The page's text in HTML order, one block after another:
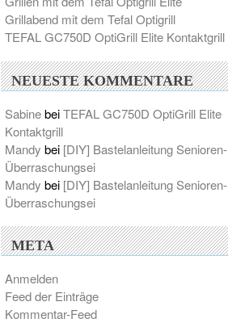
Grillabend mit dem Tefal Optigrill
TEFAL GC750D OptiGrill Elite Kontaktgrill
NEUESTE KOMMENTARE
SabinebeiTEFAL GC750D OptiGrill Elite
Kontaktgrill
Mandy bei [DIY] Bastelanleitung Senioren-
Überraschungsei
Mandy bei [DIY] Bastelanleitung Senioren-
Überraschungsei
META
Anmelden
Feed der Einträge
Kommentar-Feed